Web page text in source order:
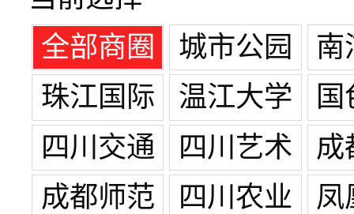
全部商圈
城市公园
南
珠江国际
温江大学
城
国
四川交通
职业技术
四川艺术
职业学院
成
大
成都师范
四川农业
凤